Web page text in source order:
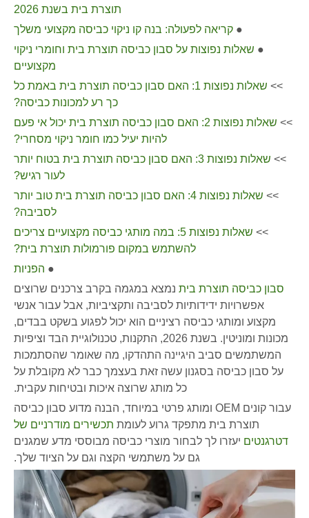
תוצרת בית בשנת 2026
● קריאה לפעולה: בנה קו ניקוי כביסה מקצועי משלך
● שאלות נפוצות על סבון כביסה תוצרת בית וחומרי ניקוי
מקצועיים
>>
שאלות נפוצות 1: האם סבון כביסה תוצרת בית באמת כל
כך רע למכונות כביסה?
>>
שאלות נפוצות 2: האם סבון כביסה תוצרת בית יכול אי פעם
להיות יעיל כמו חומר ניקוי מסחרי?
>>
שאלות נפוצות 3: האם סבון כביסה תוצרת בית בטוח יותר
לעור רגיש?
>>
שאלות נפוצות 4: האם סבון כביסה תוצרת בית טוב יותר
לסביבה?
>>
שאלות נפוצות 5: במה מותגי כביסה מקצועיים צריכים
להשתמש במקום פורמולות תוצרת בית?
● הפניות
סבון כביסה תוצרת בית נמצא במגמה בקרב צרכנים שרוצים
אפשרויות ידידותיות לסביבה ותקציביות, אבל עבור אנשי
מקצוע ומותגי כביסה רציניים הוא יכול לפגוע בשקט בבדים,
מכונות ומוניטין. בשנת 2026, התקנות, טכנולוגיית הבד וציפיות
המשתמשים סביב היגיינה התהדקו, מה שאומר שהסתמכות
על סבון כביסה בסגנון עשה זאת בעצמך כבר לא מקובלת על
כל מותג שרוצה איכות ובטיחות עקבית.
עבור קונים OEM ומותג פרטי במיוחד, הבנה מדוע סבון כביסה
תוצרת בית מתפקד גרוע לעומת תכשירים מודרניים של
דטרגנטים יעזרו לך לבחור מוצרי כביסה מבוססי מדע שמגנים
גם על משתמשי הקצה וגם על הציוד שלך.